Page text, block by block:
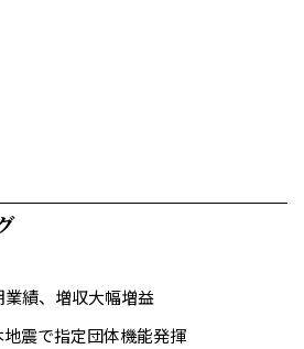
績、増収大幅増益
震で指定団体機能発揮